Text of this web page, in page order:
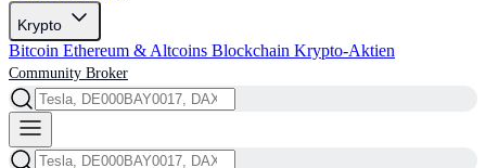
Krypto
Bitcoin Ethereum & Altcoins Blockchain Krypto-Aktien
Community Broker